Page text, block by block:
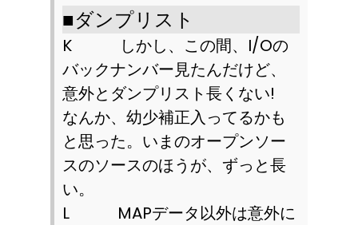
■ダンプリスト
Kしかし、この間、 I/Oの
バックナンバー見たんだけど、
意外とダンプリスト長くない!
なんか、幼少補正入ってるかも
と思った。いまのオープンソー
スのソースのほうが、ずっと長
い。
L
MAPデータ以外は意外に